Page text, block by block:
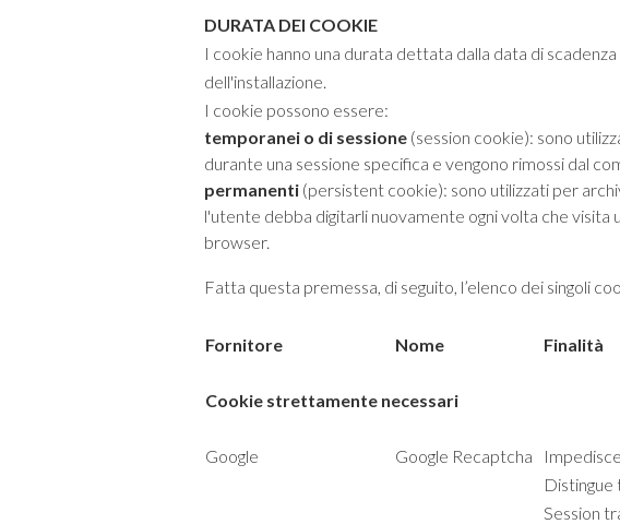
DURATA DEI COOKIE
I cookie hanno una durata dettata dalla data di
dell'installazione.
I cookie possono essere:
temporanei o di sessione (session cookie): sono
durante una sessione specifica e vengono rimossi dal
permanenti (persistent cookie): sono utilizzati per
l'utente debba digitarli nuovamente ogni volta che
browser.
Fatta questa premessa, di seguito, l’elenco dei singoli
Fornitore Nome Finalità
Cookie strettamente necessari
Google Google Recaptcha
Session